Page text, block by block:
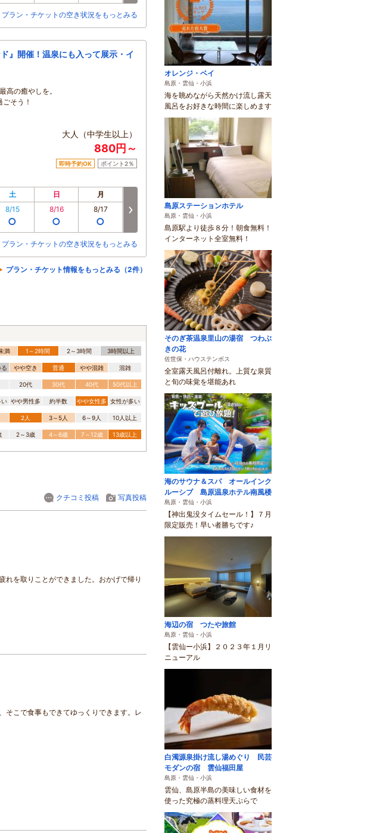
プラン・チケットの空き状況をもっとみる
』開催！温泉にも入って展示・イ
高の癒やしを。
そう！
大人（中学生以上）
880円～
即時予約OK ポイント2％
土 日 月 木
8/15
○
8/16
○
8/17
○
8/19
○
8/20
プラン・チケットの空き状況をもっとみる
プラン・チケット情報をもっとみる（2件）
満 1～2時間 2～3時間 3時間以上
やや空き 普通 やや混雑 混雑
20代 30代 40代 50代以上
い やや男性多 約半数 やや女性多 女性が多い
2人 3～5人 6～9人 10人以上
2～3歳 4～6歳 7～12歳 13歳以上
クチコミ投稿 写真投稿
れを取りことができました。おかげで帰り
そこで食事もできてゆっくりできます。レ
オレンジ・ベイ
島原・雲仙・小浜
海を眺めながら天然かけ流し露天
風呂をお好きな時間に楽しめます
島原ステーションホテル
島原・雲仙・小浜
島原駅より徒歩８分！朝食無料！
インターネット全室無料！
そのぎ茶温泉里山の湯宿 つわぶ
きの花
佐世保・ハウステンボス
全室露天風呂付離れ。上質な泉質
と旬の味覚を堪能あれ
海のサウナ＆スパ オールインク
ルーシブ 島原温泉ホテル南風楼
島原・雲仙・小浜
【神出鬼没タイムセール！】７月
限定販売！早い者勝ちです♪
海辺の宿 つたや旅館
島原・雲仙・小浜
【雲仙ー小浜】２０２３年１月リ
ニューアル
白濁源泉掛け流し湯めぐり 民芸
モダンの宿 雲仙福田屋
島原・雲仙・小浜
雲仙、島原半島の美味しい食材を
使った究極の蒸料理天ぷらで